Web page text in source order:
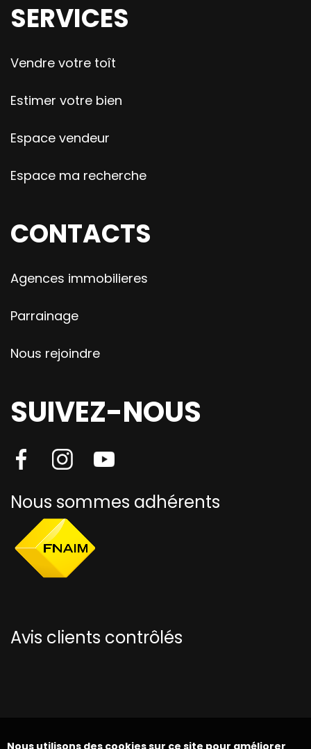
SERVICES
Vendre votre toît
Estimer votre bien
Espace vendeur
Espace ma recherche
CONTACTS
Agences immobilieres
Parrainage
Nous rejoindre
SUIVEZ-NOUS
Nous sommes adhérents
Avis clients contrôlés
Nous utilisons des cookies sur ce site pour améliorer